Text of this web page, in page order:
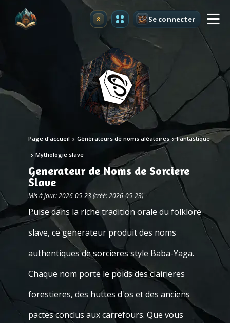
Premium Se connecter
Page d'accueil Générateurs de noms aléatoires Fantastique
Mythologie slave
Generateur de Noms de Sorciere
Slave
Mis à jour: 2026-05-23 (créé: 2026-05-23)
Puise dans la riche tradition orale du folklore
slave, ce generateur produit des noms
authentiques de sorcieres style Baba-Yaga.
Chaque nom porte le poids des clairieres
forestieres, des huttes d'os et des anciens
pactes conclus aux carrefours. Que vous